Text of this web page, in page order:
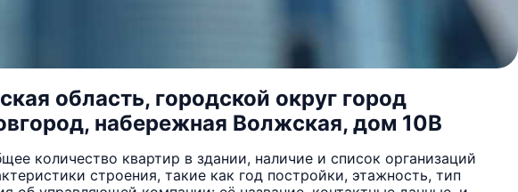
область, городской округ город
набережная Волжская, дом 10В
количество квартир в здании, наличие и список организаций
строения, такие как год постройки, этажность, тип